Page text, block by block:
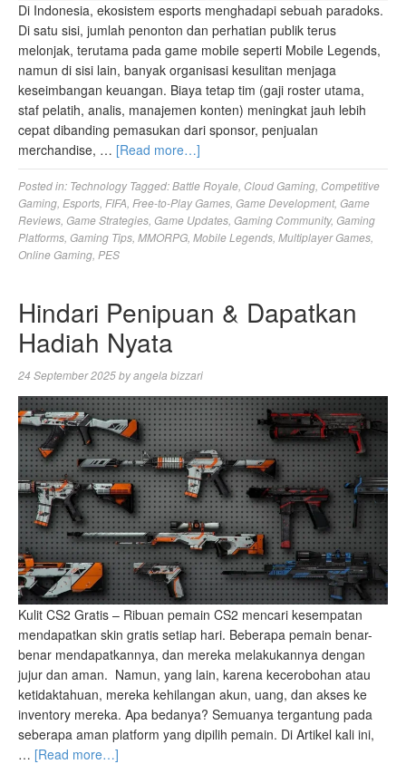
Di Indonesia, ekosistem esports menghadapi sebuah paradoks.
Di satu sisi, jumlah penonton dan perhatian publik terus
melonjak, terutama pada game mobile seperti Mobile Legends,
namun di sisi lain, banyak organisasi kesulitan menjaga
keseimbangan keuangan. Biaya tetap tim (gaji roster utama,
staf pelatih, analis, manajemen konten) meningkat jauh lebih
cepat dibanding pemasukan dari sponsor, penjualan
merchandise, … [Read more…]
Posted in: Technology Tagged:Battle Royale, Cloud Gaming, Competitive
Gaming, Esports, FIFA, Free-to-Play Games, Game Development, Game
Reviews, Game Strategies, Game Updates, Gaming Community, Gaming
Platforms, Gaming Tips, MMORPG, Mobile Legends, Multiplayer Games,
Online Gaming, PES
Hindari Penipuan & Dapatkan
Hadiah Nyata
24 September 2025byangela bizzari
Kulit CS2 Gratis – Ribuan pemain CS2 mencari kesempatan
mendapatkan skin gratis setiap hari. Beberapa pemain benar-
benar mendapatkannya, dan mereka melakukannya dengan
jujur ​​dan aman. Namun, yang lain, karena kecerobohan atau
ketidaktahuan, mereka kehilangan akun, uang, dan akses ke
inventory mereka. Apa bedanya? Semuanya tergantung pada
seberapa aman platform yang dipilih pemain. Di Artikel kali ini,
… [Read more…]